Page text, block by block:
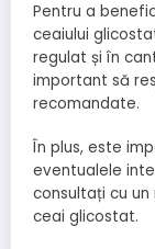
Pentru a
ceaiului
regulat și în
important să
recomandate.
În plus, este
eventualele
consultați cu
ceai glicostat.